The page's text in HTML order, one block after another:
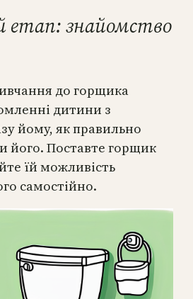
етап: знайомство
до горщика
дитини з
йому, як правильно
його. Поставте горщик
їй можливість
самостійно.